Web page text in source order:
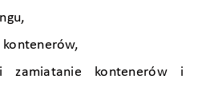
i zamiatanie kontenerów i